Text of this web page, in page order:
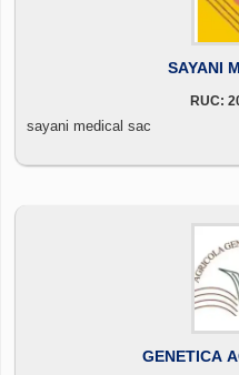
SAYANI
RUC:
sayani medical sac
GENETICA